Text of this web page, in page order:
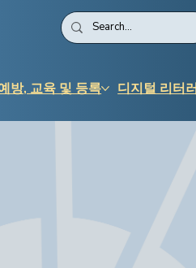
방, 교육 및 등록 디지털 리터